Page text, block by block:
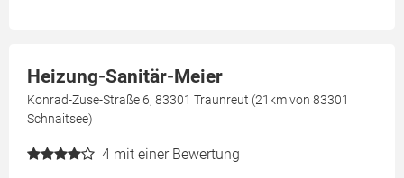
Heizung-Sanitär-Meier
Konrad-Zuse-Straße 6, 83301 Traunreut (21km von 83301
Schnaitsee)
4 mit einer Bewertung